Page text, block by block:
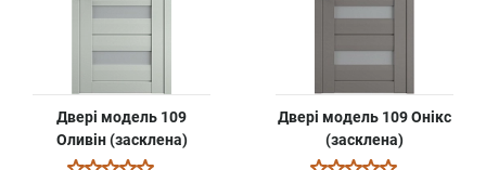
Двері модель 109
Оливін (засклена)
Двері модель 109 Онікс
(засклена)